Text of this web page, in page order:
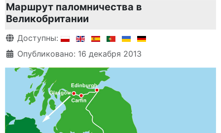
Маршрут паломничества в
Великобритании
Информация о материале
Доступны:
Опубликовано: 16 декабря 2013